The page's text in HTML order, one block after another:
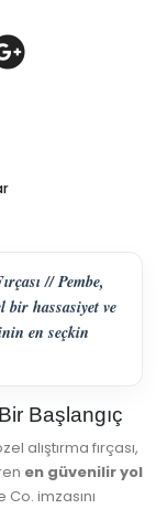
// Pembe,
bir hassasiyet ve
en seçkin
Başlangıç
alıştırma fırçası,
en güvenilir yol
imzasını